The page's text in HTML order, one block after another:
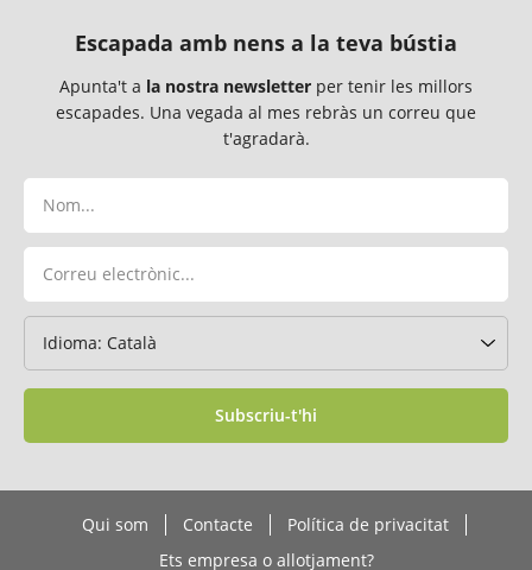
Escapada amb nens a la teva bústia
Apunta't a la nostra newsletter per tenir les millors
escapades. Una vegada al mes rebràs un correu que
t'agradarà.
Subscriu-t'hi
Qui som Contacte
Política de privacitat
Ets empresa o allotjament?